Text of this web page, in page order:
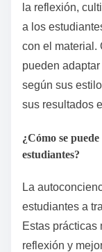
la reflexión,
a los
con el material.
pueden
según sus
sus resultados
¿Cómo se
estudiantes?
La
estudiantes a
Estas prácticas
reflexión y